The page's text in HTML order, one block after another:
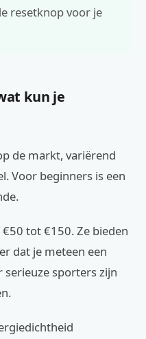
resetknop voor je
kun je
de markt, variërend
Voor beginners is een
tot €150. Ze bieden
dat je meteen een
sporters zijn